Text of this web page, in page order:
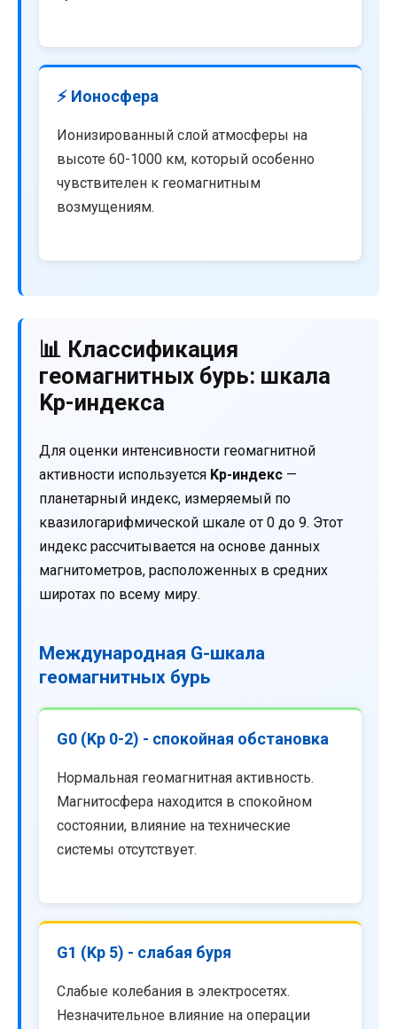
⚡ Ионосфера
Ионизированный слой атмосферы на
высоте 60-1000 км, который особенно
чувствителен к геомагнитным
возмущениям.
📊 Классификация
геомагнитных бурь: шкала
Kp-индекса
Для оценки интенсивности геомагнитной
активности используется Kp-индекс —
планетарный индекс, измеряемый по
квазилогарифмической шкале от 0 до 9. Этот
индекс рассчитывается на основе данных
магнитометров, расположенных в средних
широтах по всему миру.
Международная G-шкала
геомагнитных бурь
G0 (Kp 0-2) - спокойная обстановка
Нормальная геомагнитная активность.
Магнитосфера находится в спокойном
состоянии, влияние на технические
системы отсутствует.
G1 (Kp 5) - слабая буря
Слабые колебания в электросетях.
Незначительное влияние на операции